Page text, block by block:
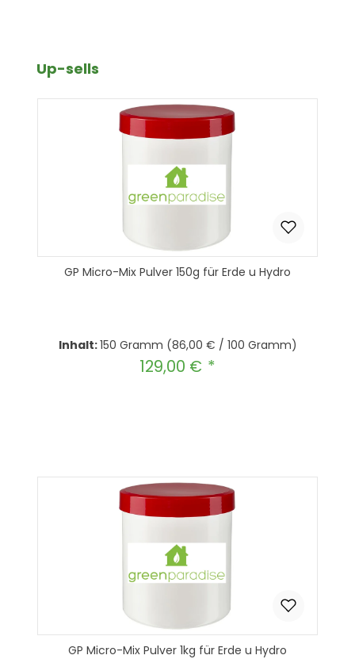
Produktgalerie überspringen
Up-sells
GP Micro-Mix Pulver 150g für Erde u Hydro
Inhalt:150 Gramm (86,00 € / 100 Gramm)
Regulärer Preis:
129,00 €
GP Micro-Mix Pulver 1kg für Erde u Hydro